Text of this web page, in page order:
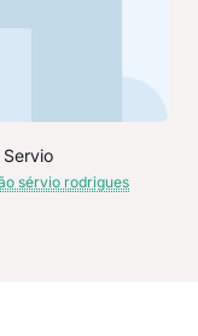
sérvio rodrigues